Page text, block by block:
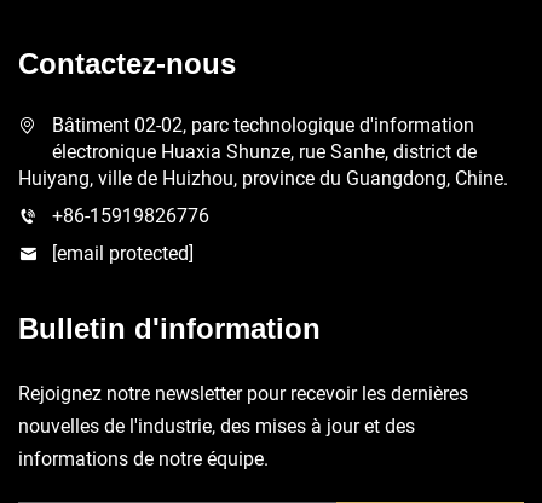
Contactez-nous
Bâtiment 02-02, parc technologique d'information
électronique Huaxia Shunze, rue Sanhe, district de
Huiyang, ville de Huizhou, province du Guangdong, Chine.
+86-15919826776
[email protected]
Bulletin d'information
Rejoignez notre newsletter pour recevoir les dernières
nouvelles de l'industrie, des mises à jour et des
informations de notre équipe.